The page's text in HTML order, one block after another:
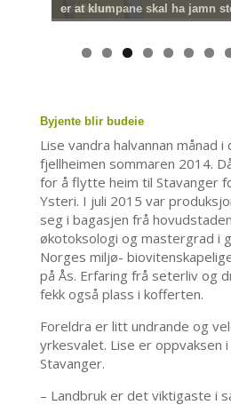
er at klumpane skal ha jamn
Byjente blir budeie
Lise vandra halvannan månad i
fjellheimen sommaren 2014.
for å flytte heim til Stavanger
Ysteri. I juli 2015 var
seg i bagasjen frå
økotoksologi og mastergrad i
Norges miljø-
på Ås. Erfaring frå seterliv og
fekk også plass i kofferten.
Foreldra er litt undrande og
yrkesvalet. Lise er oppvaksen
Stavanger.
– Landbruk er det viktigaste i